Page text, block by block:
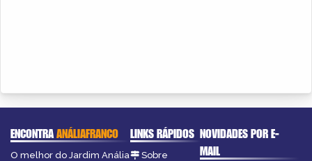
ENCONTRAANÁLIAFRANCO
O melhor do Jardim Anália
LINKS RÁPIDOS
Sobre
NOVIDADES POR E-
MAIL